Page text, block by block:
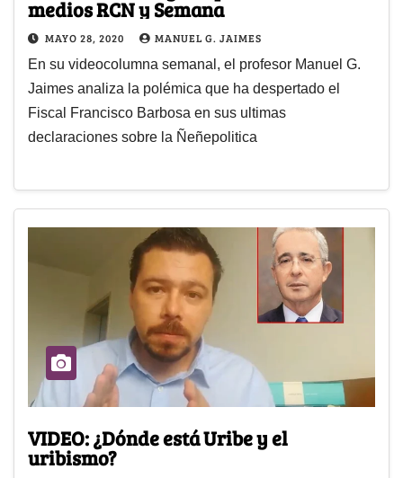
medios RCN y Semana
MAYO 28, 2020 MANUEL G. JAIMES
En su videocolumna semanal, el profesor Manuel G.
Jaimes analiza la polémica que ha despertado el
Fiscal Francisco Barbosa en sus ultimas
declaraciones sobre la Ñeñepolitica
VIDEO: ¿Dónde está Uribe y el
uribismo?